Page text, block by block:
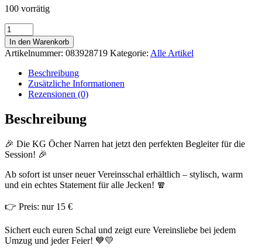
100 vorrätig
KG
Öcher
Narren
Schal
Menge
In den Warenkorb
Artikelnummer: 083928719 Kategorie: Alle Artikel
Beschreibung
Zusätzliche Informationen
Rezensionen (0)
Beschreibung
🎉 Die KG Öcher Narren hat jetzt den perfekten Begleiter für die
Session! 🎉
Ab sofort ist unser neuer Vereinsschal erhältlich – stylisch, warm
und ein echtes Statement für alle Jecken! 🧣
👉 Preis: nur 15 €
Sichert euch euren Schal und zeigt eure Vereinsliebe bei jedem
Umzug und jeder Feier! 💙💛